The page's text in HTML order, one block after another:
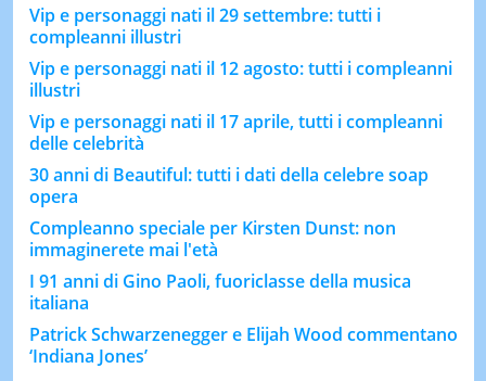
Vip e personaggi nati il 29 settembre: tutti i
compleanni illustri
Vip e personaggi nati il 12 agosto: tutti i compleanni
illustri
Vip e personaggi nati il 17 aprile, tutti i compleanni
delle celebrità
30 anni di Beautiful: tutti i dati della celebre soap
opera
Compleanno speciale per Kirsten Dunst: non
immaginerete mai l'età
I 91 anni di Gino Paoli, fuoriclasse della musica
italiana
Patrick Schwarzenegger e Elijah Wood commentano
‘Indiana Jones’